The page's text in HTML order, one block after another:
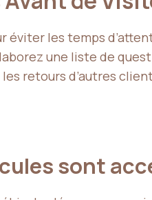
éviter les temps
une liste de
retours d’autres
sont